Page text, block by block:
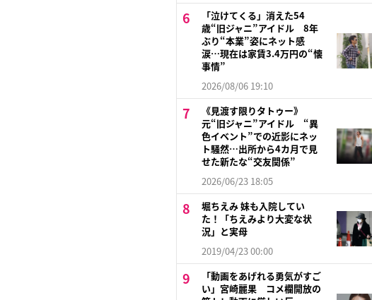
「泣けてくる」消えた54
歳“旧ジャニ”アイドル 8年
ぶり“本業”姿にネット感
涙…現在は家賃3.4万円の“懐
事情”
2026/08/06 19:10
《見渡す限りタトゥー》
元“旧ジャニ”アイドル “異
色イベント”での近影にネッ
ト騒然…出所から4カ月で見
せた新たな“交友関係”
2026/06/23 18:05
堀ちえみ 妹も入院してい
た！「ちえみより大変な状
況」と実母
2019/04/23 00:00
「動画をあげれる勇気がすご
い」宮崎麗果 コメ欄開放の